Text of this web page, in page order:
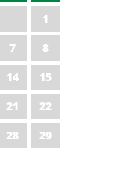
1
7
8
14
15
21
22
28
29